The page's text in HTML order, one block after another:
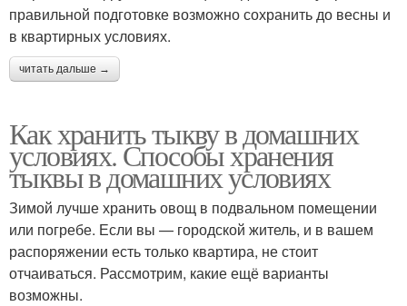
правильной подготовке возможно сохранить до весны и
в квартирных условиях.
читать дальше →
Как хранить тыкву в домашних
условиях. Способы хранения
тыквы в домашних условиях
Зимой лучше хранить овощ в подвальном помещении
или погребе. Если вы — городской житель, и в вашем
распоряжении есть только квартира, не стоит
отчаиваться. Рассмотрим, какие ещё варианты
возможны.